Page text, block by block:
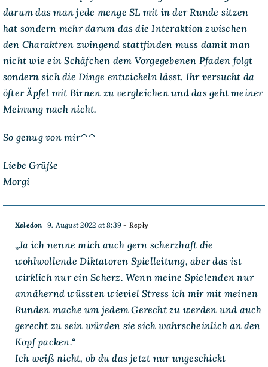
darum das man jede menge SL mit in der Runde sitzen
hat sondern mehr darum das die Interaktion zwischen
den Charaktren zwingend stattfinden muss damit man
nicht wie ein Schäfchen dem Vorgegebenen Pfaden folgt
sondern sich die Dinge entwickeln lässt. Ihr versucht da
öfter Äpfel mit Birnen zu vergleichen und das geht meiner
Meinung nach nicht.
So genug von mir^^
Liebe Grüße
Morgi
Xeledon 9. August 2022 at 8:39 - Reply
„Ja ich nenne mich auch gern scherzhaft die
wohlwollende Diktatoren Spielleitung, aber das ist
wirklich nur ein Scherz. Wenn meine Spielenden nur
annähernd wüssten wieviel Stress ich mir mit meinen
Runden mache um jedem Gerecht zu werden und auch
gerecht zu sein würden sie sich wahrscheinlich an den
Kopf packen.“
Ich weiß nicht, ob du das jetzt nur ungeschickt